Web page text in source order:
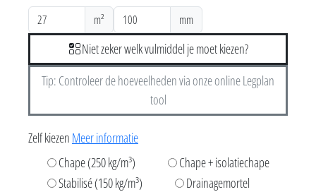
m² mm
Niet zeker welk vulmiddel je moet kiezen?
Tip: Controleer de hoeveelheden via onze online Legplan
tool
Zelf kiezen Meer informatie
Chape (250 kg/m³)
Chape + isolatiechape
Stabilisé (150 kg/m³)
Drainagemortel